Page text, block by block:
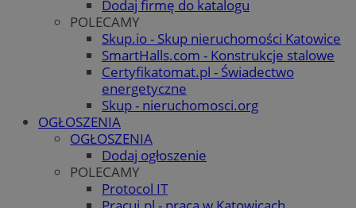
Dodaj firmę do katalogu
POLECAMY
Skup.io - Skup nieruchomości Katowice
SmartHalls.com - Konstrukcje stalowe
Certyfikatomat.pl - Świadectwo
energetyczne
Skup - nieruchomosci.org
OGŁOSZENIA
OGŁOSZENIA
Dodaj ogłoszenie
POLECAMY
Protocol IT